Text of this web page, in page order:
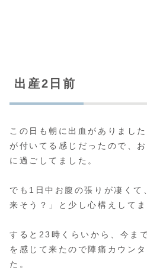
出産2日前
この日も朝に出血がありまし
が付いてる感じだったので、
に過ごしてました。
でも1日中お腹の張りが凄くて
来そう？」と少し心構えしてま
すると23時くらいから、今ま
を感じて来たので陣痛カウン
た。